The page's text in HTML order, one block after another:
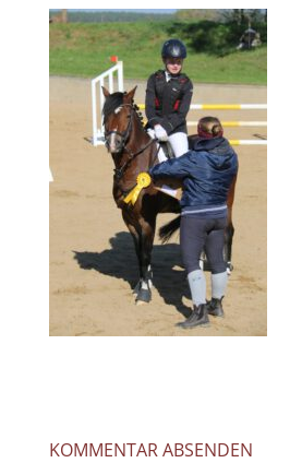
KOMMENTAR ABSENDEN